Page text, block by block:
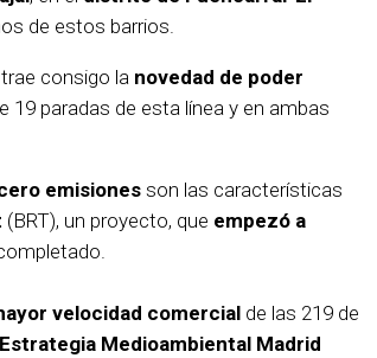
de estos barrios.
consigo la novedad de poder
19 paradas de esta línea y en ambas
emisionesson las características
(BRT), un proyecto, que empezó a
velocidad comercial de las 219 de
Estrategia Medioambiental Madrid